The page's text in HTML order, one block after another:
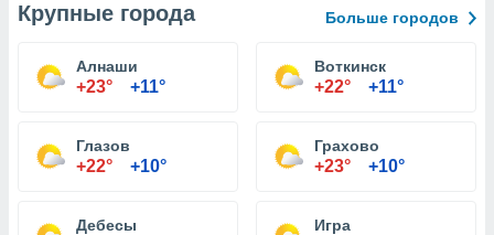
Крупные города Больше городов
Алнаши
+23° +11°
Воткинск
+22° +11°
Глазов
+22° +10°
Грахово
+23° +10°
Дебесы Игра